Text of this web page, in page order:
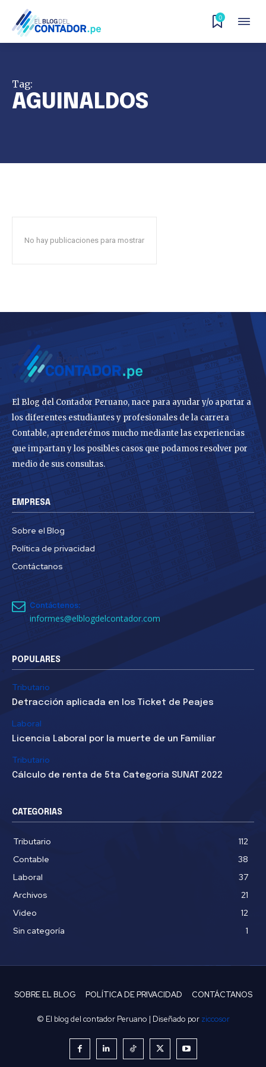
0
Tag:
AGUINALDOS
No hay publicaciones para mostrar
El Blog del Contador Peruano, nace para ayudar y/o aportar a
los diferentes estudiantes y profesionales de la carrera
Contable, aprenderémos mucho mediante las experiencias
que impartan y los posibles casos que podamos resolver por
medio de sus consultas.
EMPRESA
Sobre el Blog
Política de privacidad
Contáctanos
Contáctenos:
informes@elblogdelcontador.com
POPULARES
Tributario
Detracción aplicada en los Ticket de Peajes
Laboral
Licencia Laboral por la muerte de un Familiar
Tributario
Cálculo de renta de 5ta Categoría SUNAT 2022
CATEGORIAS
Tributario
112
Contable
38
Laboral
37
Archivos
21
Video
12
Sin categoría
1
SOBRE EL BLOG POLÍTICA DE PRIVACIDAD CONTÁCTANOS
© El blog del contador Peruano | Diseñado por ziccosor